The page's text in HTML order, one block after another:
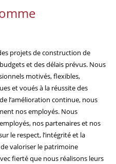
projets de construction de
et des délais prévus. Nous
motivés, flexibles,
et voués à la réussite des
l’amélioration continue, nous
nos employés. Nous
nos partenaires et nos
le respect, l’intégrité et la
valoriser le patrimoine
fierté que nous réalisons leurs